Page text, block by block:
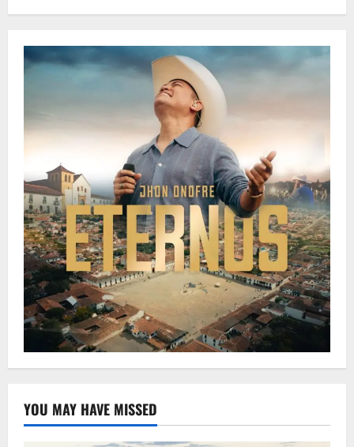
YOU MAY HAVE MISSED